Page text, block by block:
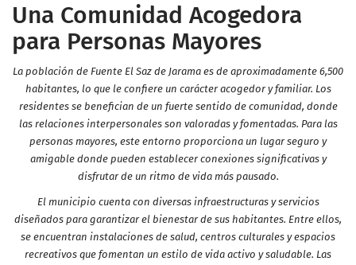
Una Comunidad Acogedora
para Personas Mayores
La población de Fuente El Saz de Jarama es de aproximadamente 6,500
habitantes, lo que le confiere un carácter acogedor y familiar. Los
residentes se benefician de un fuerte sentido de comunidad, donde
las relaciones interpersonales son valoradas y fomentadas. Para las
personas mayores, este entorno proporciona un lugar seguro y
amigable donde pueden establecer conexiones significativas y
disfrutar de un ritmo de vida más pausado.
El municipio cuenta con diversas infraestructuras y servicios
diseñados para garantizar el bienestar de sus habitantes. Entre ellos,
se encuentran instalaciones de salud, centros culturales y espacios
recreativos que fomentan un estilo de vida activo y saludable. Las